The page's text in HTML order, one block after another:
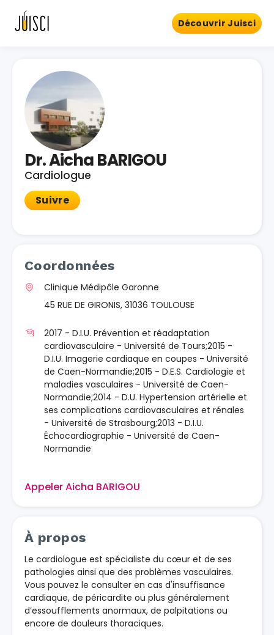
Découvrir Juisci
Dr. Aicha BARIGOU
Cardiologue
Suivre
Coordonnées
Clinique Médipôle Garonne
45 RUE DE GIRONIS, 31036 TOULOUSE
2017 - D.I.U. Prévention et réadaptation
cardiovasculaire - Université de Tours;2015 -
D.I.U. Imagerie cardiaque en coupes - Université
de Caen-Normandie;2015 - D.E.S. Cardiologie et
maladies vasculaires - Université de Caen-
Normandie;2014 - D.U. Hypertension artérielle et
ses complications cardiovasculaires et rénales
- Université de Strasbourg;2013 - D.I.U.
Échocardiographie - Université de Caen-
Normandie
Appeler Aicha BARIGOU
À propos
Le cardiologue est spécialiste du cœur et de ses
pathologies ainsi que des problèmes vasculaires.
Vous pouvez le consulter en cas d'insuffisance
cardiaque, de péricardite ou plus généralement
d’essoufflements anormaux, de palpitations ou
encore de douleurs thoraciques.